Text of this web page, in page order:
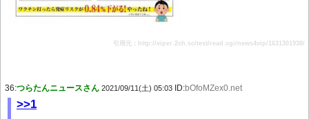
引用元：http://viper.2ch.sc/test/read.cgi/news4vip/1631301938/
36:つらたんニュースさん 2021/09/11(土) 05:03 ID:bOfoMZex0.net
>>1